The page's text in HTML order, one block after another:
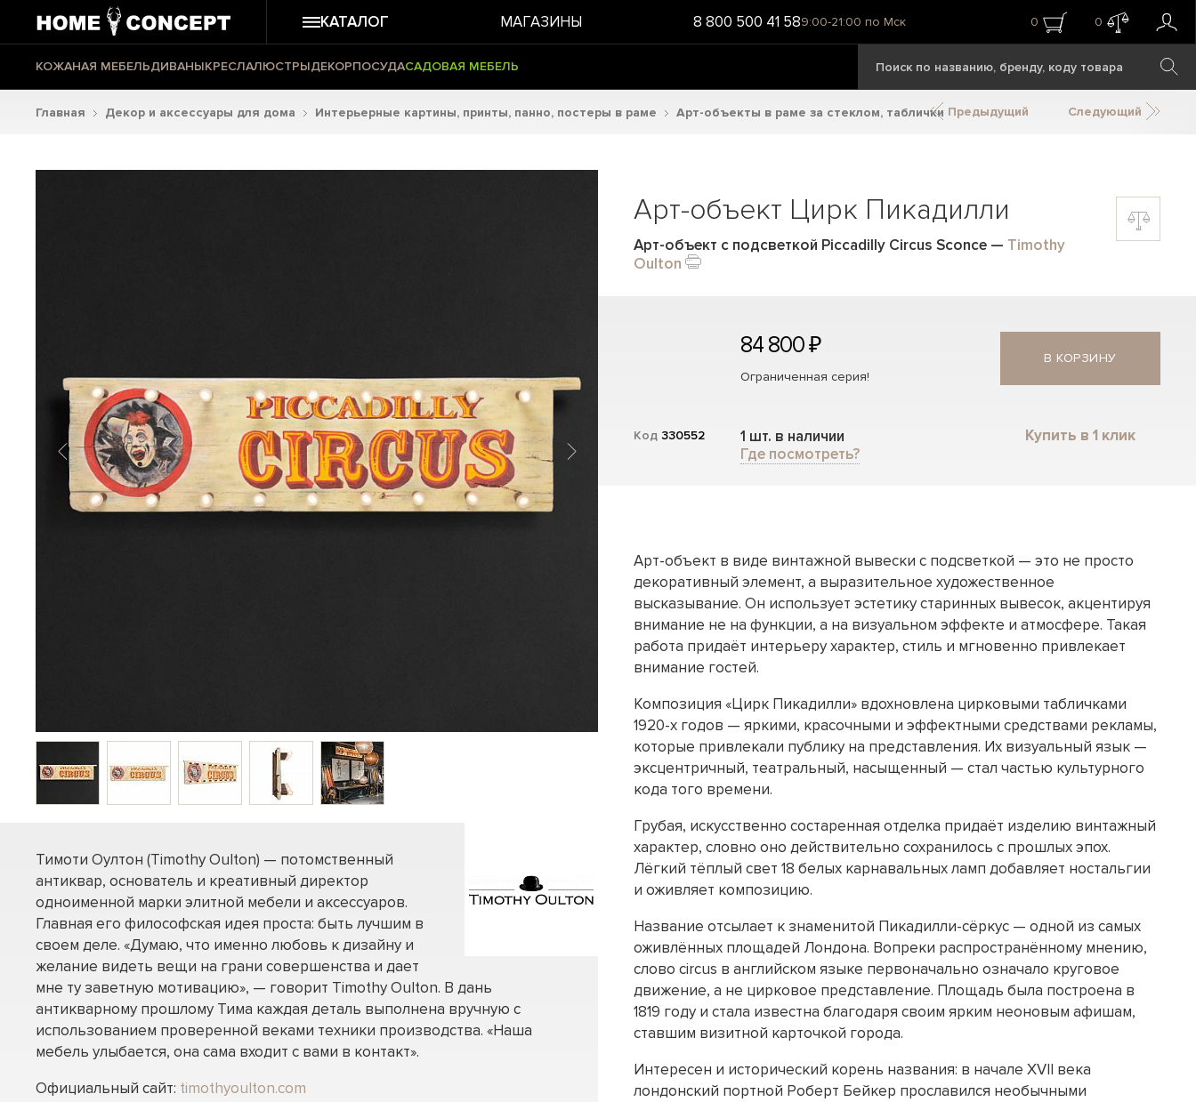
КАТАЛОГ МАГАЗИНЫ 8 800 500 41 589:00-21:00 по Мск 0 0
КОЖАНАЯ МЕБЕЛЬДИВАНЫКРЕСЛАЛЮСТРЫДЕКОРПОСУДАСАДОВАЯ МЕБЕЛЬ
Главная Декор и аксессуары для дома Интерьерные картины, принты, панно, постеры в раме Арт-объекты в раме за стеклом, таблички Предыдущий Следующий
Тимоти Оултон (Timothy Oulton) — потомственный
антиквар, основатель и креативный директор
одноименной марки элитной мебели и аксессуаров.
Главная его философская идея проста: быть лучшим в
своем деле. «Думаю, что именно любовь к дизайну и
желание видеть вещи на грани совершенства и дает
мне ту заветную мотивацию», — говорит Timothy Oulton. В дань
антикварному прошлому Тима каждая деталь выполнена вручную с
использованием проверенной веками техники производства. «Наша
мебель улыбается, она сама входит с вами в контакт».
Официальный сайт: timothyoulton.com
Арт-объект Цирк Пикадилли
Арт-объект с подсветкой Piccadilly Circus Sconce — Timothy
Oulton
Код 330552
84 800 ₽
Ограниченная серия!
1 шт. в наличии
Где посмотреть?
В КОРЗИНУ
Купить в 1 клик
Арт-объект в виде винтажной вывески с подсветкой — это не просто
декоративный элемент, а выразительное художественное
высказывание. Он использует эстетику старинных вывесок, акцентируя
внимание не на функции, а на визуальном эффекте и атмосфере. Такая
работа придаёт интерьеру характер, стиль и мгновенно привлекает
внимание гостей.
Композиция «Цирк Пикадилли» вдохновлена цирковыми табличками
1920-х годов — яркими, красочными и эффектными средствами рекламы,
которые привлекали публику на представления. Их визуальный язык —
эксцентричный, театральный, насыщенный — стал частью культурного
кода того времени.
Грубая, искусственно состаренная отделка придаёт изделию винтажный
характер, словно оно действительно сохранилось с прошлых эпох.
Лёгкий тёплый свет 18 белых карнавальных ламп добавляет ностальгии
и оживляет композицию.
Название отсылает к знаменитой Пикадилли-сёркус — одной из самых
оживлённых площадей Лондона. Вопреки распространённому мнению,
слово circus в английском языке первоначально означало круговое
движение, а не цирковое представление. Площадь была построена в
1819 году и стала известна благодаря своим ярким неоновым афишам,
ставшим визитной карточкой города.
Интересен и исторический корень названия: в начале XVII века
лондонский портной Роберт Бейкер прославился необычными